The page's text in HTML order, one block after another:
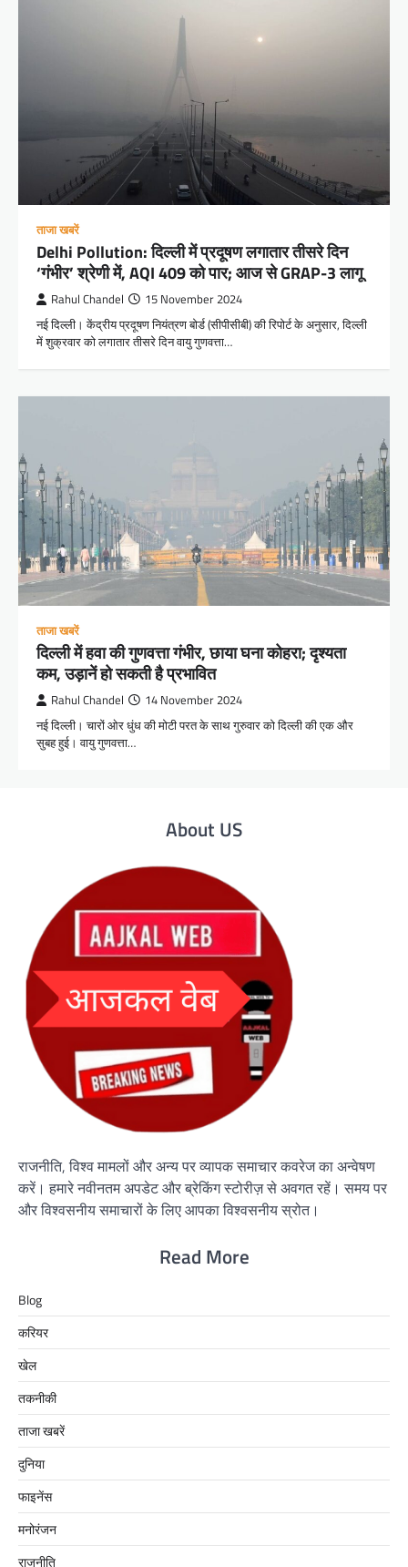
ताजा खबरें
Delhi Pollution: दिल्ली में प्रदूषण लगातार तीसरे दिन
‘गंभीर’ श्रेणी में, AQI 409 को पार; आज से GRAP-3 लागू
Rahul Chandel 15 November 2024
नई दिल्ली। केंद्रीय प्रदूषण नियंत्रण बोर्ड (सीपीसीबी) की रिपोर्ट के अनुसार, दिल्ली
में शुक्रवार को लगातार तीसरे दिन वायु गुणवत्ता…
ताजा खबरें
दिल्ली में हवा की गुणवत्ता गंभीर, छाया घना कोहरा; दृश्यता
कम, उड़ानें हो सकती है प्रभावित
Rahul Chandel 14 November 2024
नई दिल्ली। चारों ओर धुंध की मोटी परत के साथ गुरुवार को दिल्ली की एक और
सुबह हुई। वायु गुणवत्ता…
About US
राजनीति, विश्व मामलों और अन्य पर व्यापक समाचार कवरेज का अन्वेषण
करें। हमारे नवीनतम अपडेट और ब्रेकिंग स्टोरीज़ से अवगत रहें। समय पर
और विश्वसनीय समाचारों के लिए आपका विश्वसनीय स्रोत।
Read More
Blog
करियर
खेल
तकनीकी
ताजा खबरें
दुनिया
फाइनेंस
मनोरंजन
राजनीति